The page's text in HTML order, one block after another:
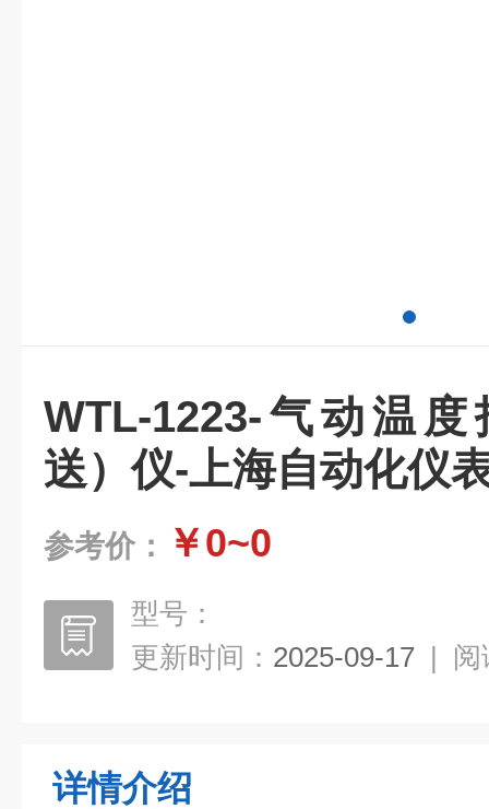
WTL-1223-气动温
送）仪-上海自动化仪
参考价： ￥0~0
型号：
更新时间： 2025-09-17 | 阅
详情介绍